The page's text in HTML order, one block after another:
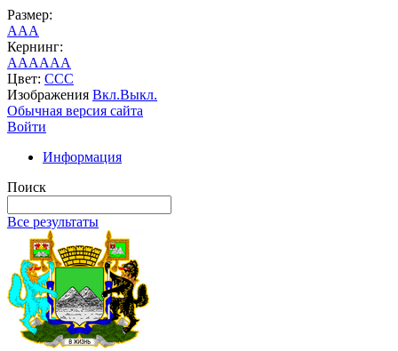
Размер:
AAA
Кернинг:
AAAAAA
Цвет: CCC
Изображения Вкл.Выкл.
Обычная версия сайта
Войти
Информация
Поиск
Все результаты